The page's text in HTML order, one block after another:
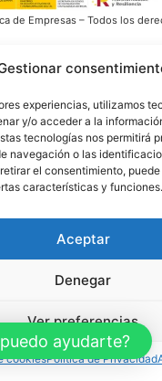
experiencias, utilizamos
y/o acceder a la
tecnologías nos permitirá
navegación o las
el consentimiento,
características y funciones.
Aceptar
Denegar
Ver preferencias
cookiesPolítica de Privacidad
de Empresas – Todos los
ayudarte?